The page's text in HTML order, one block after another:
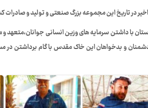
اخیر در تاریخ این مجموعه بزرگ صنعتی و تولید و
با داشتن سرمایه های وزین انسانی
دشمنان و بدخواهان این خاک مقدس با گام برداشتن در